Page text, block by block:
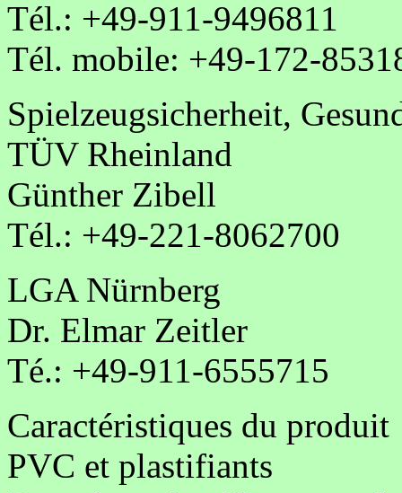
Tél.: +49-911-9496811
Tél. mobile: +49-172-
Spielzeugsicherheit,
TÜV Rheinland
Günther Zibell
Tél.: +49-221-8062700
LGA Nürnberg
Dr. Elmar Zeitler
Té.: +49-911-6555715
Caractéristiques du produit
PVC et plastifiants